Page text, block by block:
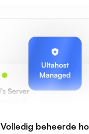
Volledig beheerde